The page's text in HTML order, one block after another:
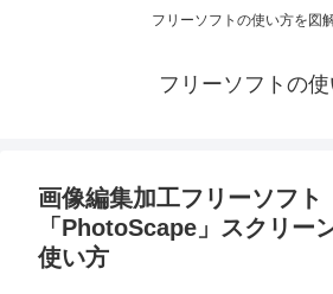
フリーソフトの使い方を図
フリーソフトの
画像編集加工フリーソフト
「PhotoScape」スクリー
使い方